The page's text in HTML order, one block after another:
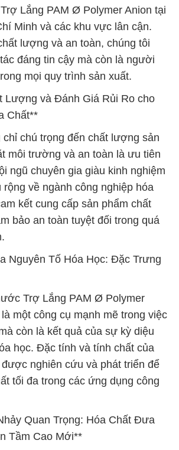
Lắng PAM Ø Polymer Anion tại
Minh và các khu vực lân cận.
lượng và an toàn, chúng tôi
đáng tin cậy mà còn là người
mọi quy trình sản xuất.
Lượng và Đánh Giá Rủi Ro cho
Chất**
chỉ chú trọng đến chất lượng sản
môi trường và an toàn là ưu tiên
ngũ chuyên gia giàu kinh nghiệm
về ngành công nghiệp hóa
kết cung cấp sản phẩm chất
bảo an toàn tuyệt đối trong quá
Nguyên Tố Hóa Học: Đặc Trưng
Trợ Lắng PAM Ø Polymer
một công cụ mạnh mẽ trong việc
còn là kết quả của sự kỳ diệu
học. Đặc tính và tính chất của
nghiên cứu và phát triển để
tối đa trong các ứng dụng công
Quan Trọng: Hóa Chất Đưa
Tầm Cao Mới**